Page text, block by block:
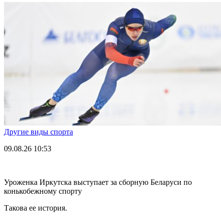
Другие виды спорта
09.08.26 10:53
Уроженка Иркутска выступает за сборную Беларуси по
конькобежному спорту
Такова ее история.